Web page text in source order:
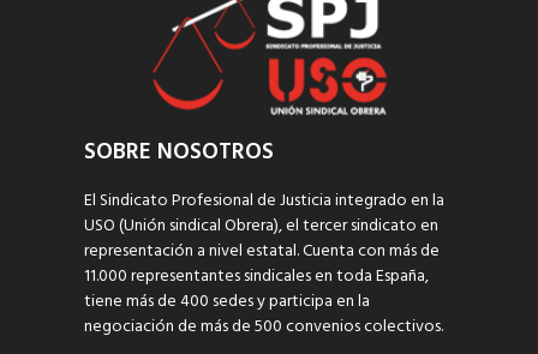
SOBRE NOSOTROS
El Sindicato Profesional de Justicia integrado en la
USO (Unión sindical Obrera), el tercer sindicato en
representación a nivel estatal. Cuenta con más de
11.000 representantes sindicales en toda España,
tiene más de 400 sedes y participa en la
negociación de más de 500 convenios colectivos.